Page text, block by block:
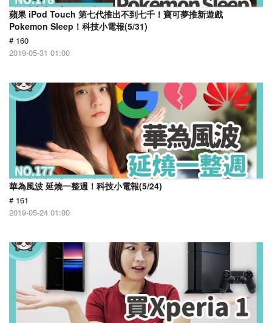
蘋果 iPod Touch 第七代推出不到七千！寶可夢推新遊戲
Pokemon Sleep！科技小電報(5/31)
# 160
2019-05-31 01:00
華為風波 延燒一整週！科技小電報(5/24)
# 161
2019-05-24 01:00